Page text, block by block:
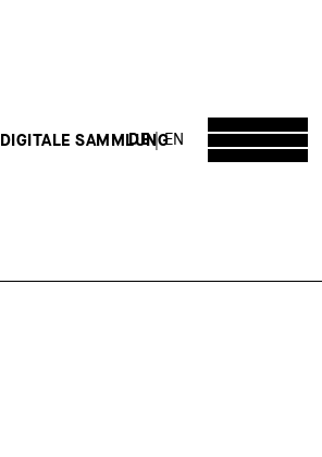
DE EN
DIGITALE SAMMLUNG